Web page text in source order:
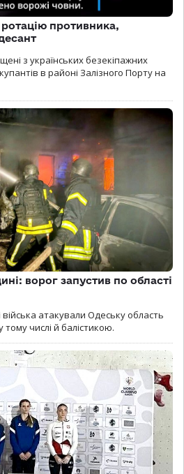
ротацію противника,
з українських безекіпажних
в районі Залізного Порту на
ворог запустив по області
війська атакували Одеську область
тому числі й балістикою.